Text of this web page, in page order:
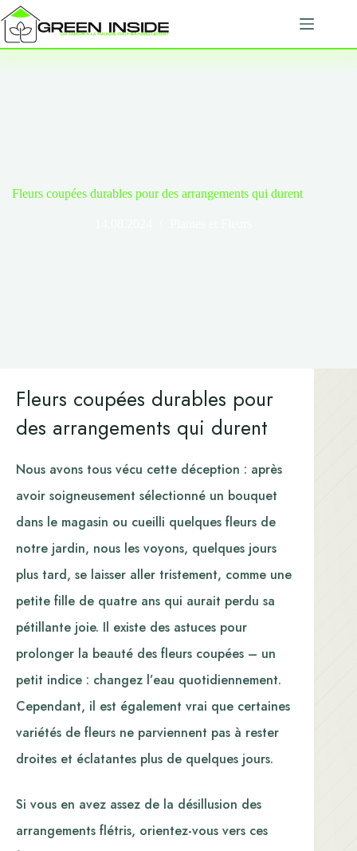
Passer
au
contenu
Fleurs coupées durables pour des arrangements qui durent
Fleurs coupées durables pour
des arrangements qui durent
Nous avons tous vécu cette déception : après
avoir soigneusement sélectionné un bouquet
dans le magasin ou cueilli quelques fleurs de
notre jardin, nous les voyons, quelques jours
plus tard, se laisser aller tristement, comme une
petite fille de quatre ans qui aurait perdu sa
pétillante joie. Il existe des astuces pour
prolonger la beauté des fleurs coupées – un
petit indice : changez l’eau quotidiennement.
Cependant, il est également vrai que certaines
variétés de fleurs ne parviennent pas à rester
droites et éclatantes plus de quelques jours.
Si vous en avez assez de la désillusion des
arrangements flétris, orientez-vous vers ces